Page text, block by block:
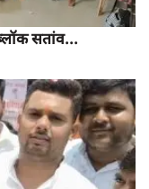
सतांव...